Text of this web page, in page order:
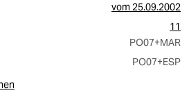
vom25.09.2002
11
PO07+MAR
PO07+ESP